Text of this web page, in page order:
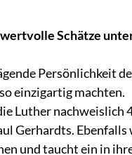
Schätze
einzigartig machten.
Luther
Gerhardts.
und taucht ein in